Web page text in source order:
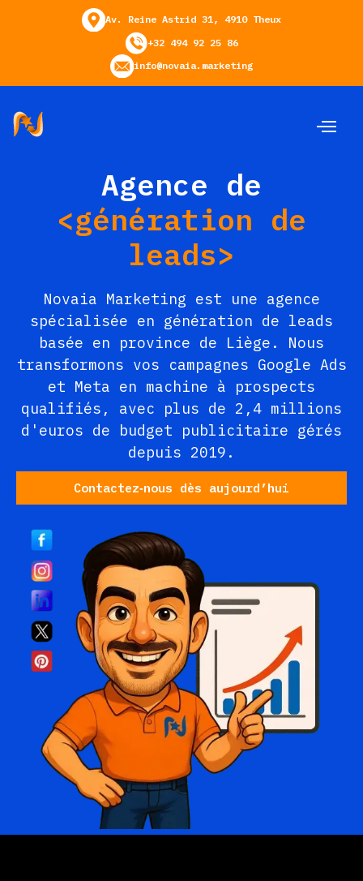
Av. Reine Astrid 31, 4910 Theux
+32 494 92 25 86
info@novaia.marketing
Agence de
<génération de
leads>
Novaia Marketing est une agence
spécialisée en génération de leads
basée en province de Liège. Nous
transformons vos campagnes Google Ads
et Meta en machine à prospects
qualifiés, avec plus de 2,4 millions
d'euros de budget publicitaire gérés
depuis 2019.
Contactez‑nous dès aujourd’hui